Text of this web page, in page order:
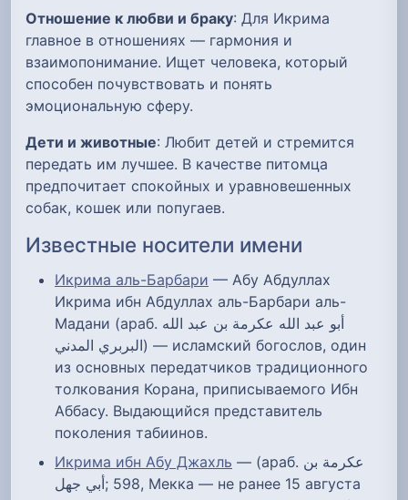
Отношение к любви и браку: Для Икрима
главное в отношениях — гармония и
взаимопонимание. Ищет человека, который
способен почувствовать и понять
эмоциональную сферу.
Дети и животные: Любит детей и стремится
передать им лучшее. В качестве питомца
предпочитает спокойных и уравновешенных
собак, кошек или попугаев.
Известные носители имени
Икрима аль-Барбари — Абу Абдуллах
Икрима ибн Абдуллах аль-Барбари аль-
Мадани (араб. أبو عبد الله عكرمة بن عبد الله
البربري المدني‎) — исламский богослов, один
из основных передатчиков традиционного
толкования Корана, приписываемого Ибн
Аббасу. Выдающийся представитель
поколения табиинов.
Икрима ибн Абу Джахль — (араб. عكرمة بن
أبي جهل‎; 598, Мекка — не ранее 15 августа